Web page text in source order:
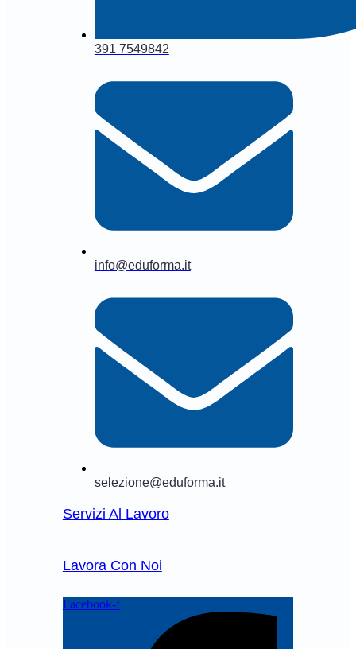
391 7549842
info@eduforma.it
selezione@eduforma.it
Servizi Al Lavoro
Lavora Con Noi
Facebook-f